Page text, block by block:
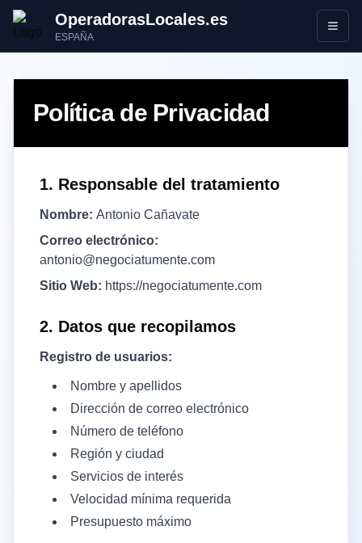
OperadorasLocales.es
ESPAÑA Abrir
Política de Privacidad
1. Responsable del tratamiento
Nombre: Antonio Cañavate
Correo electrónico:
antonio@negociatumente.com
Sitio Web: https://negociatumente.com
2. Datos que recopilamos
Registro de usuarios:
Nombre y apellidos
Dirección de correo electrónico
Número de teléfono
Región y ciudad
Servicios de interés
Velocidad mínima requerida
Presupuesto máximo